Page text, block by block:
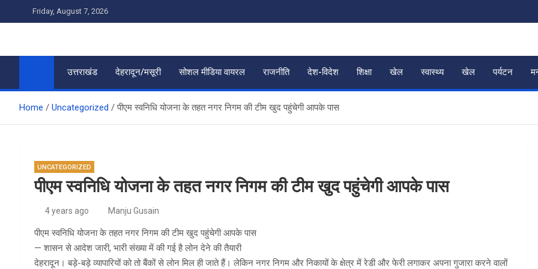
to
Friday, August 7, 2026
उत्तराखंड देहरादून/मसूरी सोशल मीडिया वायरल राजनीति देश-विदेश शिक्षा खेल स्वास्थ्य खेल पर्यटन
Home Uncategorized पीएम स्वनिधि योजना के तहत नगर निगम की टीम खुद पहुंचेगी आपके पास
UNCATEGORIZED
पीएम स्वनिधि योजना के तहत नगर निगम की टीम खुद पहुंचेगी आपके पास
4 years ago Manju Gusain
पीएम स्वनिधि योजना के तहत नगर निगम की टीम खुद पहुंचेगी आपके पास
— शासन से आदेश जारी, भारी संख्या में की गई है लोन देने की तैयारी
देहरादून। बड़े-बड़े व्यापारियों को तो बैंकों से लोन मिल ही जाते हैं। लेकिन नगर निगम और निकायों के क्षेत्र में रेडी और फेरी लगाकर अपना गुजारा करने वालों